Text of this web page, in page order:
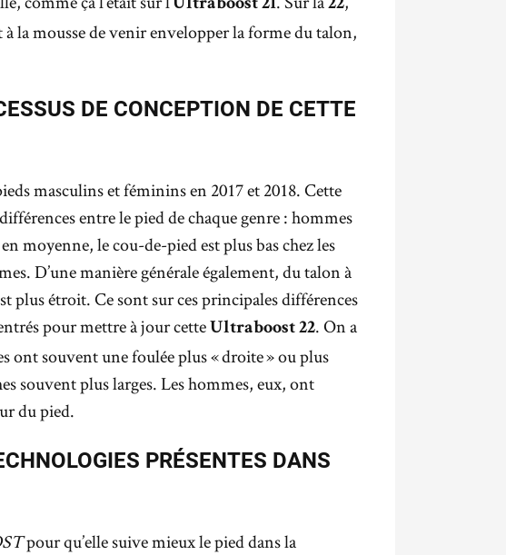
Ultraboost 21 22
à la mousse de venir envelopper la forme du talon,
DE CONCEPTION DE CETTE
masculins et féminins en 2017 et 2018. Cette
entre le pied de chaque genre : hommes
moyenne, le cou-de-pied est plus bas chez les
D’une manière générale également, du talon à
plus étroit. Ce sont sur ces principales différences
pour mettre à jour cette Ultraboost 22. On a
ont souvent une foulée plus « droite » ou plus
souvent plus larges. Les hommes, eux, ont
du pied.
PRÉSENTES DANS
pour qu’elle suive mieux le pied dans la